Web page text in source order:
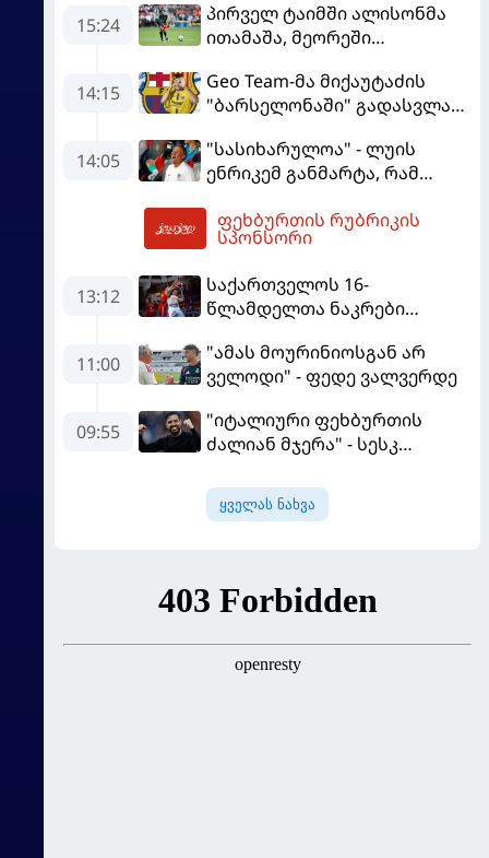
15:24
პირველ ტაიმში ალისონმა
ითამაშა, მეორეში
"ლივერპული" სახლში
"მონაკოსთან" დამარცხდა
14:15
Geo Team-მა მიქაუტაძის
"ბარსელონაში" გადასვლაზე
ინფორმაციაზე განმარტება
გააკეთა
14:05
"სასიხარულოა" - ლუის
ენრიკემ განმარტა, რამ
იუნაიტედთან" ნამატჩევს
ფეხბურთის რუბრიკის
სპონსორი
13:12
საქართველოს 16-
წლამდელთა ნაკრები
დამარცხდა
11:00
"ამას მოურინიოსგან არ
ველოდი" - ფედე ვალვერდე
09:55
"იტალიური ფეხბურთის
ძალიან მჯერა" - სესკ
ყველას ნახვა